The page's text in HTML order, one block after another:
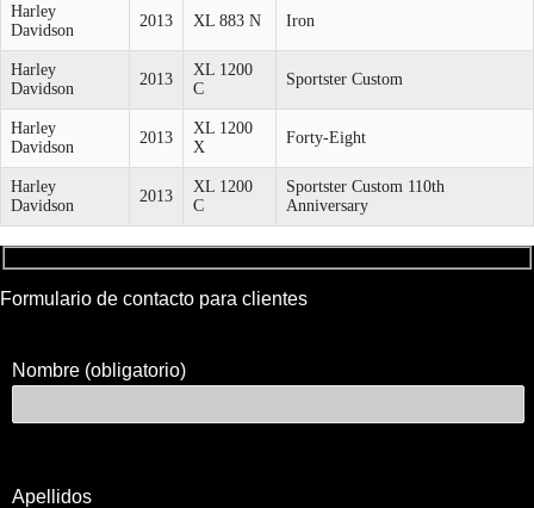
Harley
Davidson
2013 XL 883 N Iron
Harley
Davidson
2013
XL 1200
C
Sportster Custom
Harley
Davidson
2013
XL 1200
X
Forty-Eight
Harley
Davidson
2013
XL 1200
C
Sportster Custom 110th
Anniversary
Formulario de contacto para clientes
Nombre (obligatorio)
Apellidos